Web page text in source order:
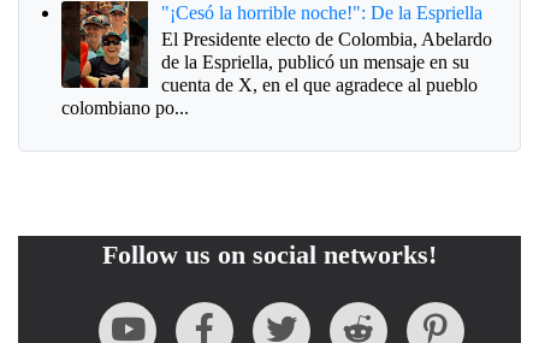
"¡Cesó la horrible noche!": De la Espriella
El Presidente electo de Colombia, Abelardo
de la Espriella, publicó un mensaje en su
cuenta de X, en el que agradece al pueblo
colombiano po...
Follow us on social networks!